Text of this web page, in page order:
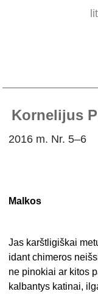
Kornelijus
2016 m. Nr. 5–6
Malkos
Jas karštligiškai
idant chimeros
ne pinokiai ar kitos
kalbantys katinai,